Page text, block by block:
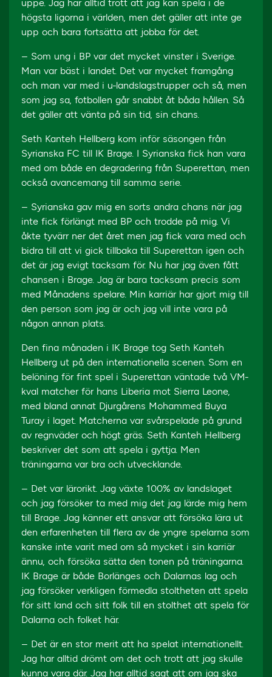
uppe. Jag har alltid trott att jag kan spela i de
högsta ligorna i världen, men det gäller att inte ge
upp och bara fortsätta att jobba för det.
– Som ung i BP var det mycket vinster i Sverige.
Man var bäst i landet. Det var mycket framgång
och man var med i u-landslagstrupper och så, men
som jag sa, fotbollen går snabbt åt båda hållen. Så
det gäller att vänta på sin tid, sin chans.
Seth Kanteh Hellberg kom inför säsongen från
Syrianska FC till IK Brage. I Syrianska fick han vara
med om både en degradering från Superettan, men
också avancemang till samma serie.
– Syrianska gav mig en sorts andra chans när jag
inte fick förlängt med BP och trodde på mig. Vi
åkte tyvärr ner det året men jag fick vara med och
bidra till att vi gick tillbaka till Superettan igen och
det är jag evigt tacksam för. Nu har jag även fått
chansen i Brage. Jag är bara tacksam precis som
med Månadens spelare. Min karriär har gjort mig till
den person som jag är och jag vill inte vara på
någon annan plats.
Den fina månaden i IK Brage tog Seth Kanteh
Hellberg ut på den internationella scenen. Som en
belöning för fint spel i Superettan väntade två VM-
kval matcher för hans Liberia mot Sierra Leone,
med bland annat Djurgårens Mohammed Buya
Turay i laget. Matcherna var svårspelade på grund
av regnväder och högt gräs. Seth Kanteh Hellberg
beskriver det som att spela i gyttja. Men
träningarna var bra och utvecklande.
– Det var lärorikt. Jag växte 100% av landslaget
och jag försöker ta med mig det jag lärde mig hem
till Brage. Jag känner ett ansvar att försöka lära ut
den erfarenheten till flera av de yngre spelarna som
kanske inte varit med om så mycket i sin karriär
ännu, och försöka sätta den tonen på träningarna.
IK Brage är både Borlänges och Dalarnas lag och
jag försöker verkligen förmedla stoltheten att spela
för sitt land och sitt folk till en stolthet att spela för
Dalarna och folket här.
– Det är en stor merit att ha spelat internationellt.
Jag har alltid drömt om det och trott att jag skulle
kunna vara där. Jag har alltid sagt att om jag ska